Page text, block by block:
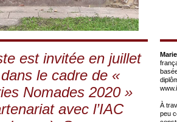
est invitée en juillet
le cadre de «
Nomades 2020 »
avec l’IAC
À
peu